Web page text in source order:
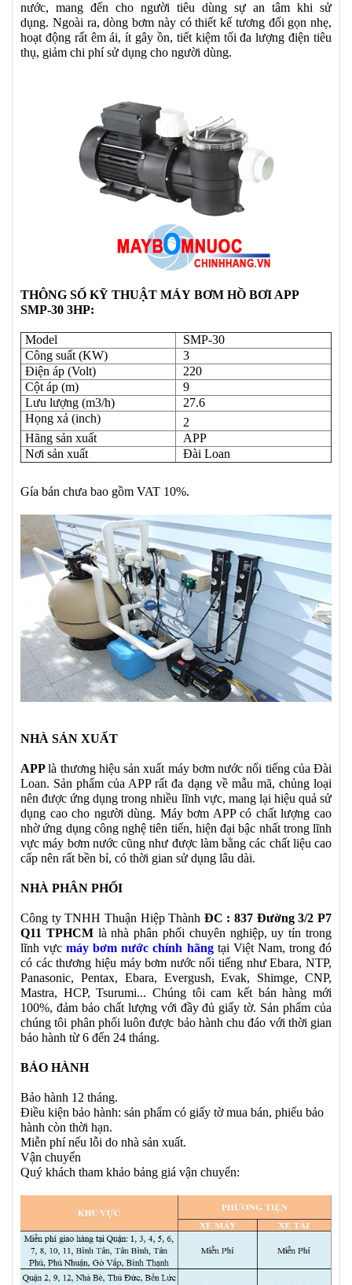
nước, mang đến cho người tiêu dùng sự an tâm khi sử
dụng. Ngoài ra, dòng bơm này có thiết kế tương đối gọn nhẹ,
hoạt động rất êm ái, ít gây ồn, tiết kiệm tối đa lượng điện tiêu
thụ, giảm chi phí sử dụng cho người dùng.
THÔNG SỐ KỸ THUẬT MÁY BƠM HỒ BƠI APP
SMP-30 3HP:
Model
SMP-30
Công suất (KW)
3
Điện áp (Volt)
220
Cột áp (m)
9
Lưu lượng (m3/h)
27.6
Họng xả (inch)
2
Hãng sản xuất
APP
Nơi sản xuất
Đài Loan
Gía bán chưa bao gồm VAT 10%.
NHÀ SẢN XUẤT
APPlà thương hiệu sản xuất máy bơm nước nổi tiếng của Đài
Loan. Sản phẩm của APP rất đa dạng về mẫu mã, chủng loại
nên được ứng dụng trong nhiều lĩnh vực, mang lại hiệu quả sử
dụng cao cho người dùng. Máy bơm APP có chất lượng cao
nhờ ứng dụng công nghệ tiên tiến, hiện đại bậc nhất trong lĩnh
vực máy bơm nước cũng như được làm bằng các chất liệu cao
cấp nên rất bền bỉ, có thời gian sử dụng lâu dài.
NHÀ PHÂN PHỐI
Công ty TNHH Thuận Hiệp Thành ĐC : 837 Đường 3/2 P7
Q11 TPHCMlà nhà phân phối chuyên nghiệp, uy tín trong
lĩnh vựcmáy bơm nước chính hãng tại Việt Nam, trong đó
có các thương hiệu máy bơm nước nổi tiếng như Ebara, NTP,
Panasonic, Pentax, Ebara, Evergush, Evak, Shimge, CNP,
Mastra, HCP, Tsurumi... Chúng tôi cam kết bán hàng mới
100%, đảm bảo chất lượng với đầy đủ giấy tờ. Sản phẩm của
chúng tôi phân phối luôn được bảo hành chu đáo với thời gian
bảo hành từ 6 đến 24 tháng.
BẢO HÀNH
Bảo hành 12 tháng.
Điều kiện bảo hành: sản phẩm có giấy tờ mua bán, phiếu bảo
hành còn thời hạn.
Miễn phí nếu lỗi do nhà sản xuất.
Vận chuyển
Quý khách tham khảo bảng giá vận chuyển: